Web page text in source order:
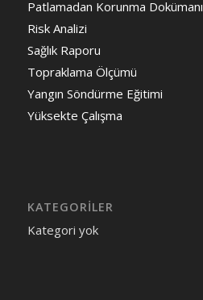
Patlamadan Korunma Dokümanı
Risk Analizi
Sağlık Raporu
Topraklama Ölçümü
Yangın Söndürme Eğitimi
Yüksekte Çalışma
KATEGORILER
Kategori yok